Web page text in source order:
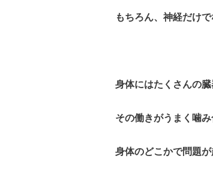
もちろん、神経だけ
身体にはたくさんの臓
その働きがうまく噛
身体のどこかで問題